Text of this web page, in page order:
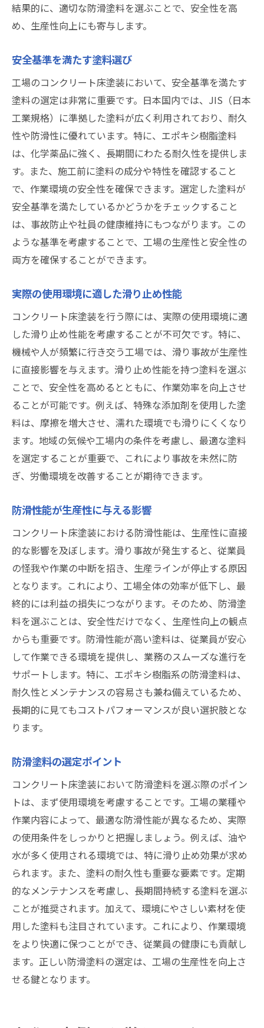
結果的に、適切な防滑塗料を選ぶことで、安全性を高
め、生産性向上にも寄与します。
安全基準を満たす塗料選び
工場のコンクリート床塗装において、安全基準を満たす
塗料の選定は非常に重要です。日本国内では、JIS（日本
工業規格）に準拠した塗料が広く利用されており、耐久
性や防滑性に優れています。特に、エポキシ樹脂塗料
は、化学薬品に強く、長期間にわたる耐久性を提供しま
す。また、施工前に塗料の成分や特性を確認すること
で、作業環境の安全性を確保できます。選定した塗料が
安全基準を満たしているかどうかをチェックすること
は、事故防止や社員の健康維持にもつながります。この
ような基準を考慮することで、工場の生産性と安全性の
両方を確保することができます。
実際の使用環境に適した滑り止め性能
コンクリート床塗装を行う際には、実際の使用環境に適
した滑り止め性能を考慮することが不可欠です。特に、
機械や人が頻繁に行き交う工場では、滑り事故が生産性
に直接影響を与えます。滑り止め性能を持つ塗料を選ぶ
ことで、安全性を高めるとともに、作業効率を向上させ
ることが可能です。例えば、特殊な添加剤を使用した塗
料は、摩擦を増大させ、濡れた環境でも滑りにくくなり
ます。地域の気候や工場内の条件を考慮し、最適な塗料
を選定することが重要で、これにより事故を未然に防
ぎ、労働環境を改善することが期待できます。
防滑性能が生産性に与える影響
コンクリート床塗装における防滑性能は、生産性に直接
的な影響を及ぼします。滑り事故が発生すると、従業員
の怪我や作業の中断を招き、生産ラインが停止する原因
となります。これにより、工場全体の効率が低下し、最
終的には利益の損失につながります。そのため、防滑塗
料を選ぶことは、安全性だけでなく、生産性向上の観点
からも重要です。防滑性能が高い塗料は、従業員が安心
して作業できる環境を提供し、業務のスムーズな進行を
サポートします。特に、エポキシ樹脂系の防滑塗料は、
耐久性とメンテナンスの容易さも兼ね備えているため、
長期的に見てもコストパフォーマンスが良い選択肢とな
ります。
防滑塗料の選定ポイント
コンクリート床塗装において防滑塗料を選ぶ際のポイン
トは、まず使用環境を考慮することです。工場の業種や
作業内容によって、最適な防滑性能が異なるため、実際
の使用条件をしっかりと把握しましょう。例えば、油や
水が多く使用される環境では、特に滑り止め効果が求め
られます。また、塗料の耐久性も重要な要素です。定期
的なメンテナンスを考慮し、長期間持続する塗料を選ぶ
ことが推奨されます。加えて、環境にやさしい素材を使
用した塗料も注目されています。これにより、作業環境
をより快適に保つことができ、従業員の健康にも貢献し
ます。正しい防滑塗料の選定は、工場の生産性を向上さ
せる鍵となります。